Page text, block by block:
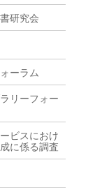
研究会
ーラム
リーフォー
ビスにおけ
に係る調査